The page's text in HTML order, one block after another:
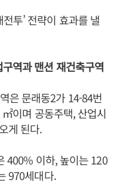
투’ 전략이 효과를 낼
역과 맨션 재건축구역
은 문래동2가 14-84번
이며 공동주택, 산업시
게 된다.
400% 이하, 높이는 120
970세대다.